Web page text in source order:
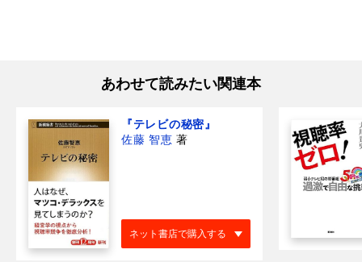
あわせて読みたい関連本
『テレビの秘密』
佐藤 智恵 著
ネット書店で購入する